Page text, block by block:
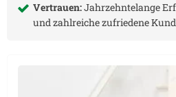
Vertrauen:Jahrzehntelange
und zahlreiche zufriedene